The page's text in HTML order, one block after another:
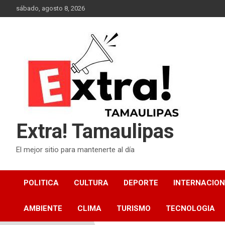
to
sábado, agosto 8, 2026
Extra! Tamaulipas
El mejor sitio para mantenerte al día
POLITICA CULTURA DEPORTE
AMBIENTE CLIMA TURISMO TECNOLOGIA